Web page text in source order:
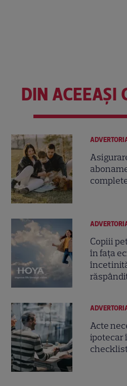
DIN ACEEAȘI
Copiii
în fața
Acte
ipotecar